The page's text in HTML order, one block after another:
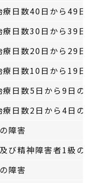
療日数40日から49日
療日数30日から39日
療日数20日から29日
療日数10日から19日
療日数5日から9日の
療日数2日から4日の
障害
び精神障害者1級の
障害